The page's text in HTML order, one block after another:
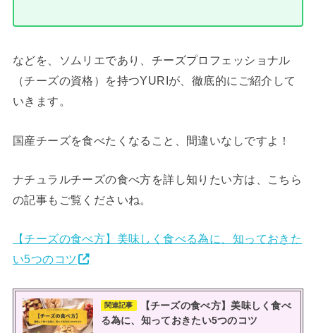
などを、ソムリエであり、チーズプロフェッショナル
（チーズの資格）を持つYURIが、徹底的にご紹介して
いきます。
国産チーズを食べたくなること、間違いなしですよ！
ナチュラルチーズの食べ方を詳し知りたい方は、こちら
の記事もご覧くださいね。
【チーズの食べ方】美味しく食べる為に、知っておきた
い5つのコツ
関連記事
【チーズの食べ方】美味しく食べ
る為に、知っておきたい5つのコツ